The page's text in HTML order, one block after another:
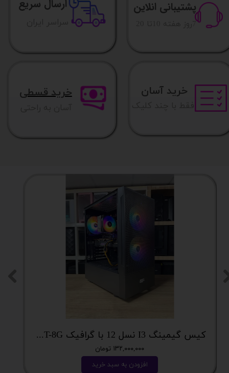
پشتیبانی انلاین
​7روز هفته 10تا 20
ارسال سریع
خرید آسان خرید قسطی
کیس گیمینگ I3 نسل 12 با گرافیک RX5700XT-8G
۱۳۲,۰۰۰,۰۰۰ تومان
افزودن به سبد خرید